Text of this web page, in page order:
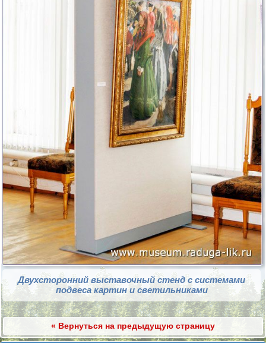
Двухсторонний выставочный стенд с системами
подвеса картин и светильниками
« Вернуться на предыдущую страницу